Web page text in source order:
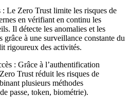
: Le Zero Trust limite les risques de
en vérifiant en continu les
Il détecte les anomalies et les
grâce à une surveillance constante du
rigoureux des activités.
: Grâce à l’authentification
Trust réduit les risques de
plusieurs méthodes
passe, token, biométrie).